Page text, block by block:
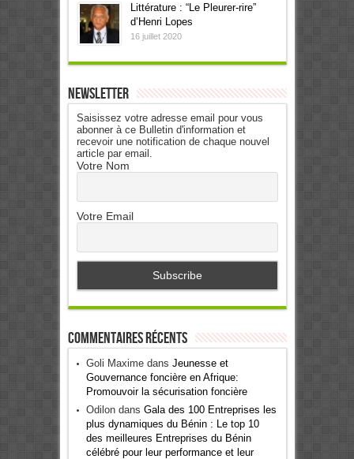
Littérature : “Le Pleurer-rire”
d’Henri Lopes
16 juillet 2020
Newsletter
Saisissez votre adresse email pour vous
abonner à ce Bulletin d'information et
recevoir une notification de chaque nouvel
article par email.
Votre Nom
Votre Email
Commentaires récents
Goli Maximedans Jeunesse et
Gouvernance foncière en Afrique:
Promouvoir la sécurisation foncière
Odilondans Gala des 100 Entreprises les
plus dynamiques du Bénin : Le top 10
des meilleures Entreprises du Bénin
célébré pour leur performance et leur